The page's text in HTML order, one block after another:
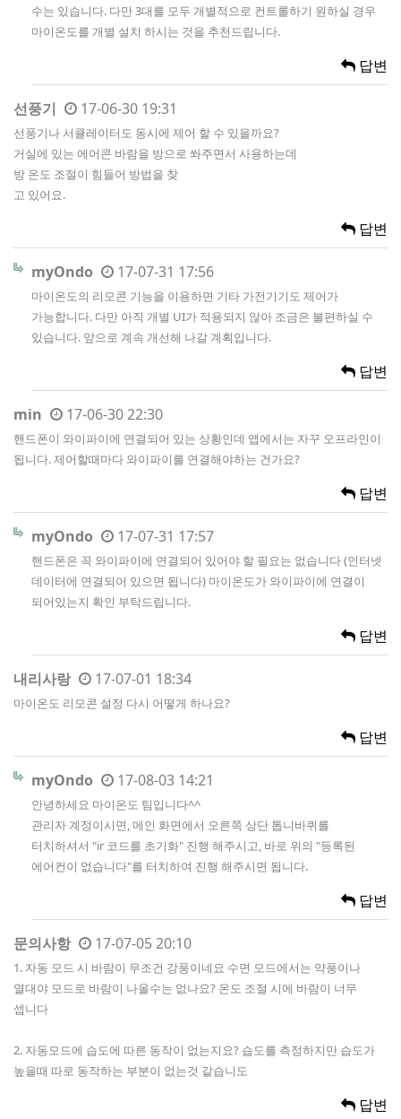
수는 있습니다. 다만 3대를 모두 개별적으로 컨트롤하기 원하실 경우
마이온도를 개별 설치 하시는 것을 추천드립니다.
답변
선풍기 17-06-30 19:31
선풍기나 서큘레이터도 동시에 제어 할 수 있을까요?
거실에 있는 에어콘 바람을 방으로 쏴주면서 사용하는데
방 온도 조절이 힘들어 방법을 찾
고 있어요.
답변
myOndo 17-07-31 17:56
마이온도의 리모콘 기능을 이용하면 기타 가전기기도 제어가
가능합니다. 다만 아직 개별 UI가 적용되지 않아 조금은 불편하실 수
있습니다. 앞으로 계속 개선해 나갈 계획입니다.
답변
min 17-06-30 22:30
핸드폰이 와이파이에 연결되어 있는 상황인데 앱에서는 자꾸 오프라인이
됩니다. 제어할때마다 와이파이를 연결해야하는 건가요?
답변
myOndo 17-07-31 17:57
핸드폰은 꼭 와이파이에 연결되어 있어야 할 필요는 없습니다 (인터넷
데이터에 연결되어 있으면 됩니다) 마이온도가 와이파이에 연결이
되어있는지 확인 부탁드립니다.
답변
내리사랑 17-07-01 18:34
마이온도 리모콘 설정 다시 어떻게 하나요?
답변
myOndo 17-08-03 14:21
안녕하세요 마이온도 팀입니다^^
관리자 계정이시면, 메인 화면에서 오른쪽 상단 톱니바퀴를
터치하셔서 "ir 코드를 초기화" 진행 해주시고, 바로 위의 "등록된
에어컨이 없습니다"를 터치하여 진행 해주시면 됩니다.
답변
문의사항 17-07-05 20:10
1. 자동 모드 시 바람이 무조건 강풍이네요 수면 모드에서는 약풍이나
열대야 모드로 바람이 나올수는 없나요? 온도 조절 시에 바람이 너무
셉니다
2. 자동모드에 습도에 따른 동작이 없는지요? 습도를 측정하지만 습도가
높을때 따로 동작하는 부분이 없는것 같습니도
답변